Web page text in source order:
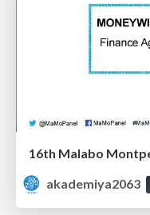
16th Malabo
akademiya2063